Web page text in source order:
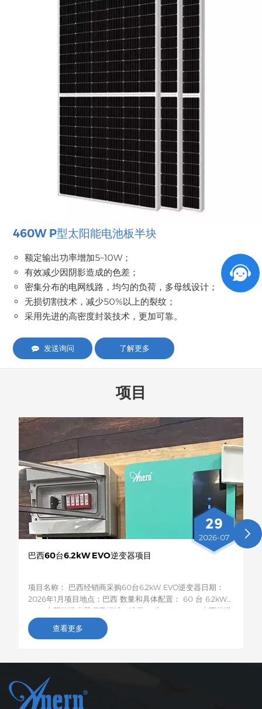
460W P型太阳能电池板半块
额定输出功率增加5~10W；
有效减少因阴影造成的色差；
密集分布的电网线路，均匀的负荷，多母线设计；
无损切割技术，减少50%以上的裂纹；
采用先进的高密度封装技术，更加可靠。
发送询问 了解更多
项目
29
2026-07
巴西60台6.2kW EVO逆变器项目
项目名称： 巴西经销商采购60台6.2kW EVO逆变器日期：
2026年1月项目地点：巴西 数量和具体配置： 60 台 6.2kW
EVO 太阳能逆变器项目描述：这批60台6.2kW EVO太阳能逆
变器将运往巴西，用于农村居民和小型企业的光伏储能项目。
这款6.2kW混合型逆变器支持双路交流输出，具备智能低电压
查看更多